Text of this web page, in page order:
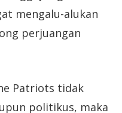
mengalu-alukan
perjuangan
Patriots tidak
politikus, maka